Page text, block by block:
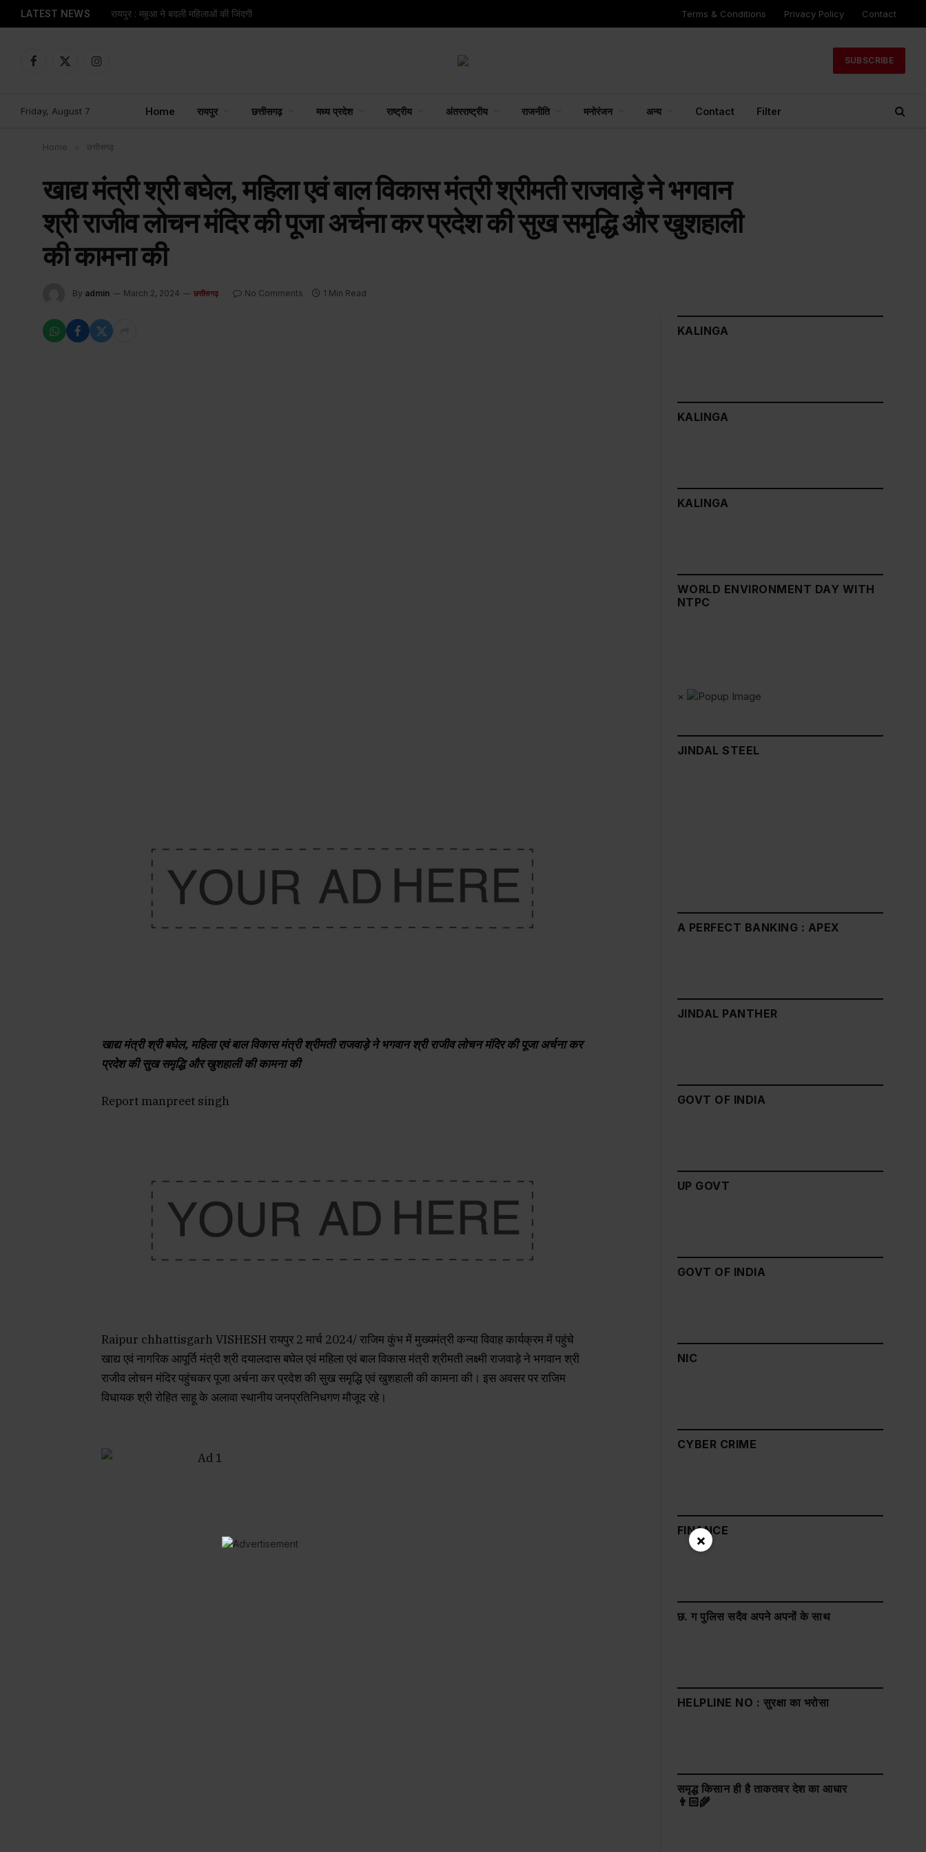
LATEST NEWS रायपुर : महुआ ने बदली महिलाओं की जिंदगी Terms & Conditions Privacy Policy Contact
Facebook
X
Instagram
SUBSCRIBE
Friday, August 7 Home रायपुर छत्तीसगढ़ मध्य प्रदेश राष्ट्रीय अंतरराष्ट्रीय राजनीति मनोरंजन अन्य Contact Filter
Home छत्तीसगढ़
खाद्य मंत्री श्री बघेल, महिला एवं बाल विकास मंत्री श्रीमती राजवाड़े ने भगवान
श्री राजीव लोचन मंदिर की पूजा अर्चना कर प्रदेश की सुख समृद्धि और खुशहाली
की कामना की
By admin March 2, 2024 छत्तीसगढ़ No Comments 1 Min Read
खाद्य मंत्री श्री बघेल, महिला एवं बाल विकास मंत्री श्रीमती राजवाड़े ने भगवान श्री राजीव लोचन मंदिर की पूजा अर्चना कर
प्रदेश की सुख समृद्धि और खुशहाली की कामना की
Report manpreet singh
Raipur chhattisgarh VISHESH रायपुर 2 मार्च 2024/ राजिम कुंभ में मुख्यमंत्री कन्या विवाह कार्यक्रम में पहुंचे
खाद्य एवं नागरिक आपूर्ति मंत्री श्री दयालदास बघेल एवं महिला एवं बाल विकास मंत्री श्रीमती लक्ष्मी राजवाड़े ने भगवान श्री
राजीव लोचन मंदिर पहुंचकर पूजा अर्चना कर प्रदेश की सुख समृद्धि एवं खुशहाली की कामना की। इस अवसर पर राजिम
विधायक श्री रोहित साहू के अलावा स्थानीय जनप्रतिनिधगण मौजूद रहे।
KALINGA
KALINGA
KALINGA
WORLD ENVIRONMENT DAY WITH
NTPC
×
JINDAL STEEL
A PERFECT BANKING : APEX
JINDAL PANTHER
GOVT OF INDIA
UP GOVT
GOVT OF INDIA
NIC
CYBER CRIME
FINANCE
छ. ग पुलिस सदैव अपने अपनों के साथ
HELPLINE NO : सुरक्षा का भरोसा
समृद्ध किसान ही है ताकतवर देश का आधार
👨🏻‍🌾
×